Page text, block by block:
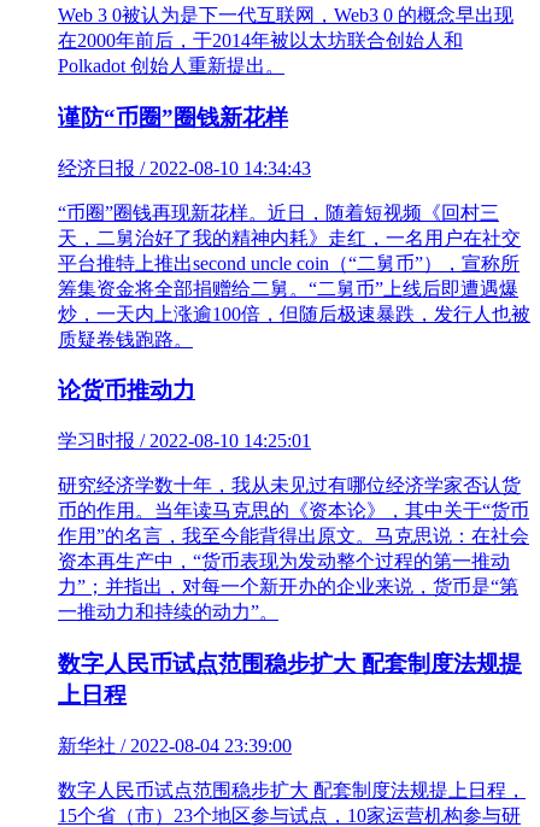
Web 3 0被认为是下一代互联网，Web3 0 的概念早出现
在2000年前后，于2014年被以太坊联合创始人和
Polkadot 创始人重新提出。
谨防“币圈”圈钱新花样
经济日报 / 2022-08-10 14:34:43
“币圈”圈钱再现新花样。近日，随着短视频《回村三
天，二舅治好了我的精神内耗》走红，一名用户在社交
平台推特上推出second uncle coin（“二舅币”），宣称所
筹集资金将全部捐赠给二舅。“二舅币”上线后即遭遇爆
炒，一天内上涨逾100倍，但随后极速暴跌，发行人也被
质疑卷钱跑路。
论货币推动力
学习时报 / 2022-08-10 14:25:01
研究经济学数十年，我从未见过有哪位经济学家否认货
币的作用。当年读马克思的《资本论》，其中关于“货币
作用”的名言，我至今能背得出原文。马克思说：在社会
资本再生产中，“货币表现为发动整个过程的第一推动
力”；并指出，对每一个新开办的企业来说，货币是“第
一推动力和持续的动力”。
数字人民币试点范围稳步扩大 配套制度法规提
上日程
新华社 / 2022-08-04 23:39:00
数字人民币试点范围稳步扩大 配套制度法规提上日程，
15个省（市）23个地区参与试点，10家运营机构参与研